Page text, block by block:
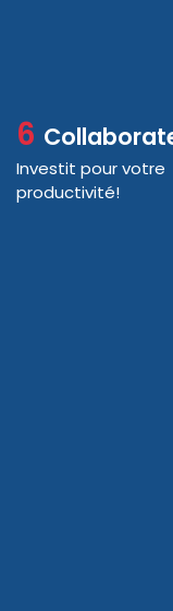
6
Investit pour votre
productivité!